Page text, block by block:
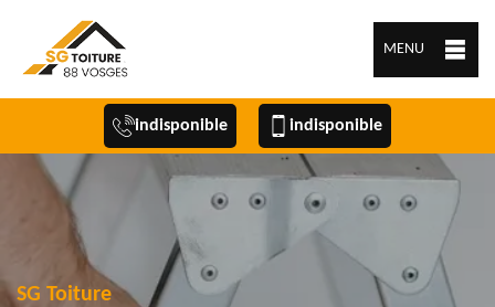
MENU
indisponible indisponible
SG Toiture